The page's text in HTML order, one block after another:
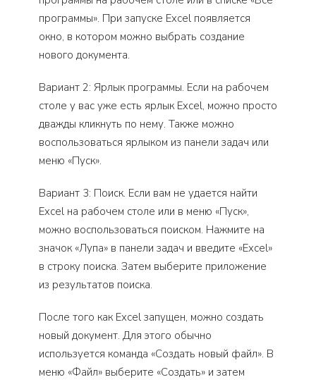
программы». При запуске Excel появляется
окно, в котором можно выбрать создание
нового документа.
Вариант 2: Ярлык программы. Если на рабочем
столе у вас уже есть ярлык Excel, можно просто
дважды кликнуть по нему. Также можно
воспользоваться ярлыком из панели задач или
меню «Пуск».
Вариант 3: Поиск. Если вам не удается найти
Excel на рабочем столе или в меню «Пуск»,
можно воспользоваться поиском. Нажмите на
значок «Лупа» в панели задач и введите «Excel»
в строку поиска. Затем выберите приложение
из результатов поиска.
После того как Excel запущен, можно создать
новый документ. Для этого обычно
используется команда «Создать новый файл». В
меню «Файл» выберите «Создать» и затем